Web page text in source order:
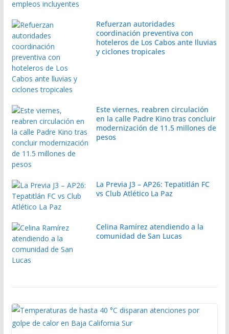
Refuerzan autoridades
coordinación preventiva con
hoteleros de Los Cabos ante lluvias
y ciclones tropicales
Este viernes, reabren circulación
en la calle Padre Kino tras concluir
modernización de 11.5 millones de
pesos
La Previa J3 – AP26: Tepatitlán FC
vs Club Atlético La Paz
Celina Ramírez atendiendo a la
comunidad de San Lucas